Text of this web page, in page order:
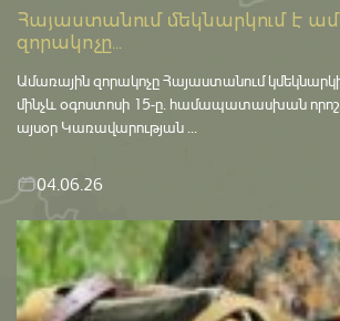
Հայաստանում մեկնարկում է
զորակոչը...
Ամառային զորակոչը Հայաստանում կմեկնարկի
մինչև օգոստոսի 15-ը․ համապատասխան
այսօր Կառավարության ...
04.06.26